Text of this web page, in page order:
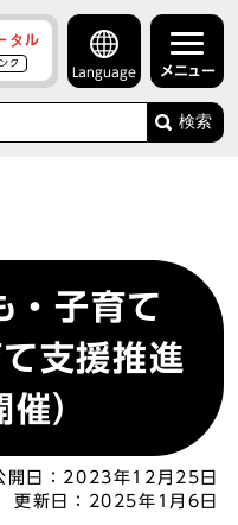
タル
ク
Language メニュー
検索
・子育て
支援推進
）
開日： 2023年12月25日
更新日：
2025年1月6日